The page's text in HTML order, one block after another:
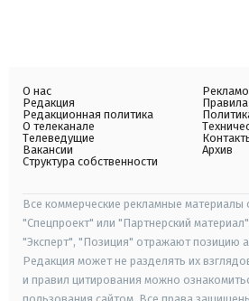
О нас
Редакция
Редакционная политика
О телеканале
Телеведущие
Вакансии
Структура собственности
Архив
Все коммерческие рекламные
"Спецпроект" или "Партнерский
"Эксперт", "Позиция" отражают позицию
Редакция может не разделять их
и правил цитирования можно